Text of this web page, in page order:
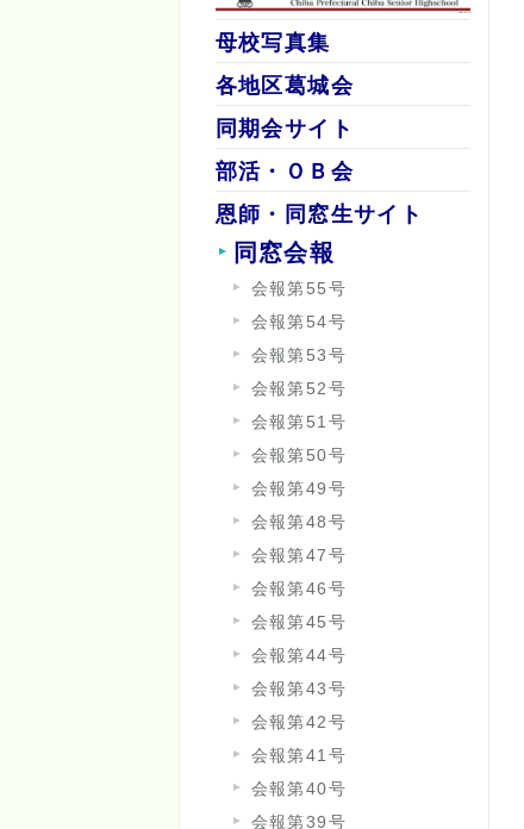
母校写真集
各地区葛城会
同期会サイト
部活・ＯＢ会
恩師・同窓生サイト
同窓会報
会報第55号
会報第54号
会報第53号
会報第52号
会報第51号
会報第50号
会報第49号
会報第48号
会報第47号
会報第46号
会報第45号
会報第44号
会報第43号
会報第42号
会報第41号
会報第40号
会報第39号